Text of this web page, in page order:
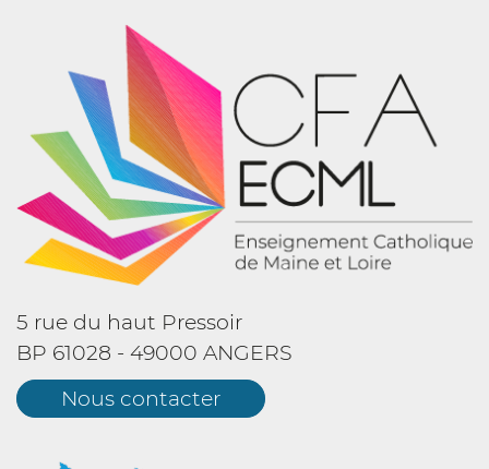
5 rue du haut Pressoir
BP 61028 - 49000 ANGERS
Nous contacter